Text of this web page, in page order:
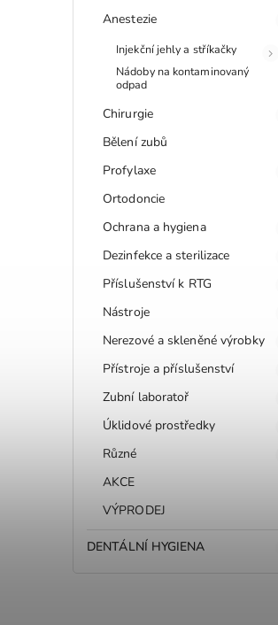
Anestezie
Injekční jehly a stříkačky
Nádoby na kontaminovaný
odpad
Chirurgie
Bělení zubů
Profylaxe
Ortodoncie
Ochrana a hygiena
Dezinfekce a sterilizace
Příslušenství k RTG
Nástroje
Nerezové a skleněné výrobky
Přístroje a příslušenství
Zubní laboratoř
Úklidové prostředky
Různé
AKCE
VÝPRODEJ
DENTÁLNÍ HYGIENA